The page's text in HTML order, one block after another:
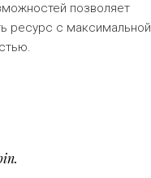
позволяет
ресурс с максимальной